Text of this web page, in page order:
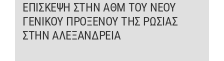
ΤΟ ΠΑΤΡΙΑΡΧΕΙΟ
ΕΠΙΣΚΕΨΗ ΣΤΗΝ ΑΘΜ ΤΟΥ ΝΕΟΥ
ΓΕΝΙΚΟΥ ΠΡΟΞΕΝΟΥ ΤΗΣ ΡΩΣΙΑΣ
ΣΤΗΝ ΑΛΕΞΑΝΔΡΕΙΑ